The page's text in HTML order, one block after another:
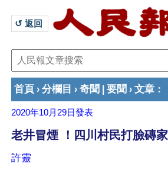
↺ 返回
首頁 › 分欄目 › 奇聞 要聞 › 文章 ：
2020年10月29日發表
老井冒煙 ！四川村民打臉磚
許靈